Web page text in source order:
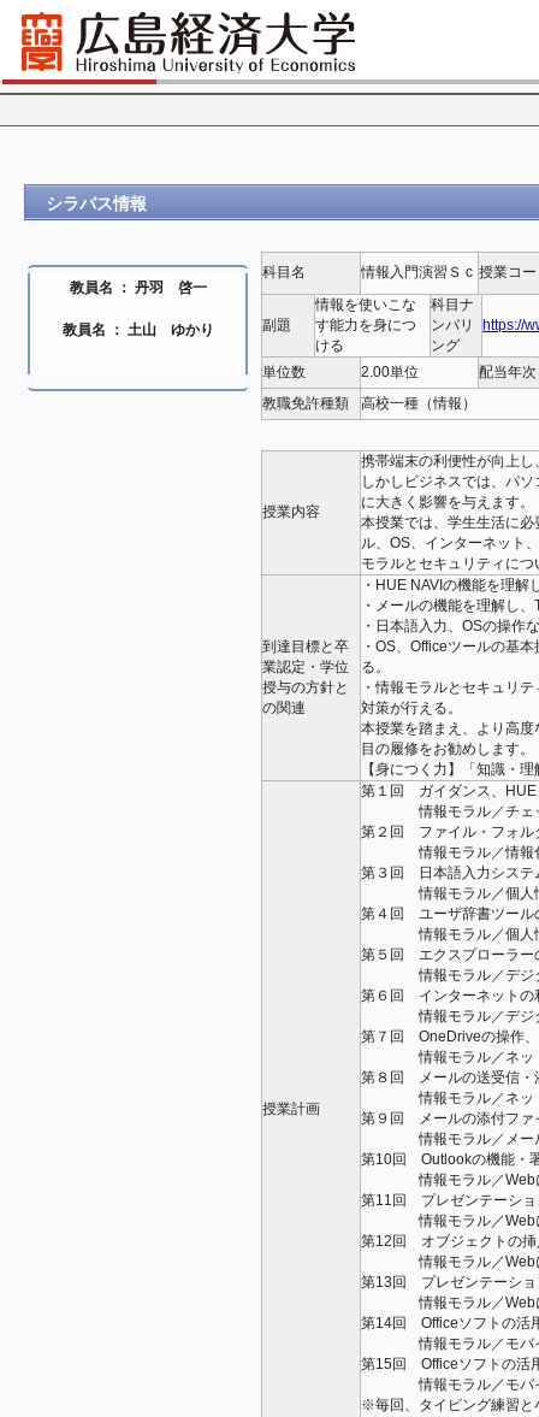
シラバス情報
教員名 ： 丹羽 啓一
教員名 ： 土山 ゆかり
科目名 情報入門演習Ｓ c 授業コ
副題
情報を使いこな
す能力を身につ
ける
科目ナ
ンバリ
ング
https://
単位数 2.00単位
配当年次
教職免許種類
高校一種（情報）
授業内容
携帯端末の利便性が向上
しかしビジネスでは、パ
に大きく影響を与えます。
本授業では、学生生活に
ル、OS、インターネット
モラルとセキュリティに
到達目標と卒
業認定・学位
授与の方針と
の関連
・HUE NAVIの機能を理解
・メールの機能を理解し
・日本語入力、OSの操作
・OS、Officeツールの基
る。
・情報モラルとセキュリ
対策が行える。
本授業を踏まえ、より高
目の履修をお勧めします。
【身につく力】「知識・
授業計画
第１回 ガイダンス、HUE
情報モラル／チェッ
第２回 ファイル・フォル
情報モラル／情報化
第３回 日本語入力システ
情報モラル／個人情
第４回 ユーザ辞書ツール
情報モラル／個人情
第５回 エクスプローラー
情報モラル／デジタ
第６回 インターネットの
情報モラル／デジタ
第７回 OneDriveの操作、
情報モラル／ネット
第８回 メールの送受信・
情報モラル／ネット
第９回 メールの添付ファ
情報モラル／メール
第10回 Outlookの機能・
情報モラル／Webに
第11回 プレゼンテーショ
情報モラル／Webに
第12回 オブジェクトの挿
情報モラル／Webに
第13回 プレゼンテーショ
情報モラル／Webに
第14回 Officeソフトの活
情報モラル／モバイ
第15回 Officeソフトの活
情報モラル／モバイ
※毎回、タイピング練習と